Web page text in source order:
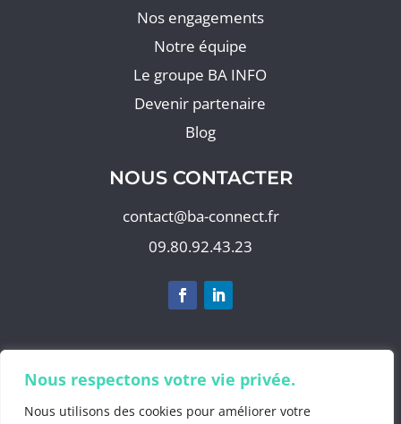
Nous respectons votre vie privée.
Nous utilisons des cookies pour améliorer votre
Nos engagements
Notre équipe
Le groupe BA INFO
Devenir partenaire
Blog
NOUS CONTACTER
contact@ba-connect.fr
09.80.92.43.23
S'abonner à notre newsletter